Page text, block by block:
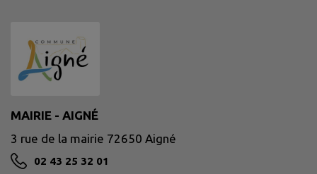
MAIRIE - AIGNÉ
3 rue de la mairie 72650 Aigné
02 43 25 32 01